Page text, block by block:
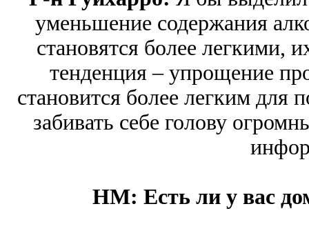
уменьшение содержания
становятся более легкими,
тенденция – упрощение
становится более легким для
забивать себе голову
HM: Есть ли у вас